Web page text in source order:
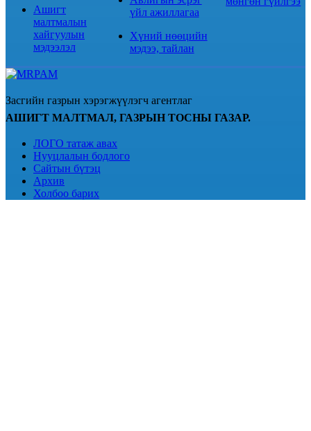
Ашигт
малтмалын
хайгуулын
мэдээлэл
үйл ажиллагаа
Хүний нөөцийн
мэдээ, тайлан
Засгийн газрын хэрэгжүүлэгч агентлаг
АШИГТ МАЛТМАЛ, ГАЗРЫН ТОСНЫ ГАЗАР.
ЛОГО татаж авах
Нууцлалын бодлого
Сайтын бүтэц
Архив
Холбоо барих